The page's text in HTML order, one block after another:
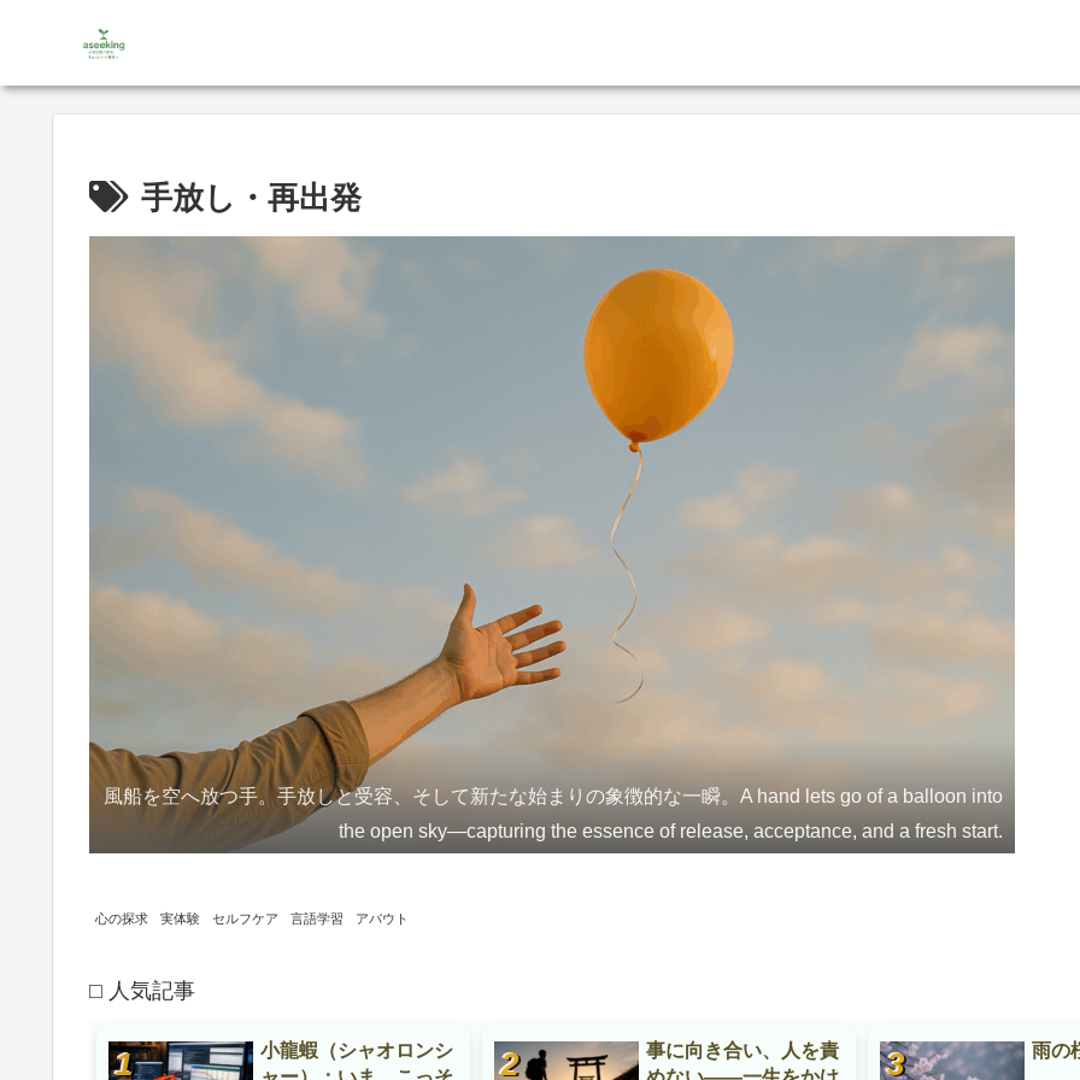
手放し・再出発
風船を空へ放つ手。手放しと受容、そして新たな始まりの象徴的な一瞬。A hand lets go of a balloon into
the open sky—capturing the essence of release, acceptance, and a fresh start.
心の探求 実体験 セルフケア 言語学習 アバウト
⬜︎ 人気記事
小龍蝦（シャオロンシ
事に向き合い、人を責
雨の